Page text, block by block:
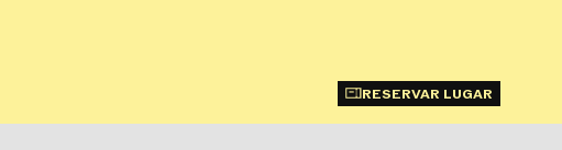
RESERVAR LUGAR